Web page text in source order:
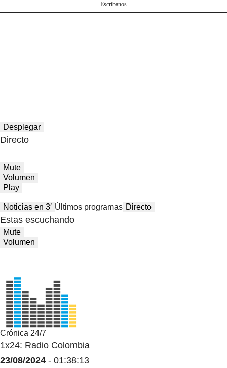
Escríbanos
Desplegar
Directo
Mute
Volumen
Play
Noticias en 3′ Últimos programas Directo
Estas escuchando
Mute
Volumen
Crónica 24/7
1x24: Radio Colombia
23/08/2024 - 01:38:13